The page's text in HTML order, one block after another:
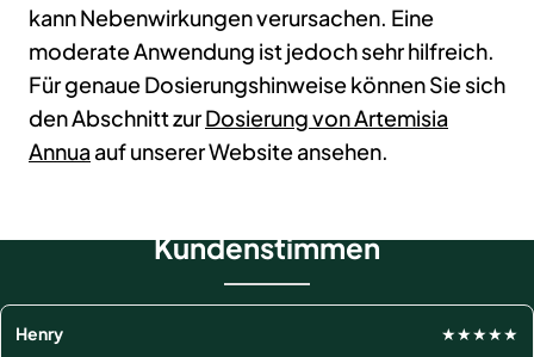
kann Nebenwirkungen verursachen. Eine
moderate Anwendung ist jedoch sehr hilfreich.
Für genaue Dosierungshinweise können Sie sich
den Abschnitt zurDosierung von Artemisia
Annua auf unserer Website ansehen.
Kundenstimmen
Henry
★★★★★